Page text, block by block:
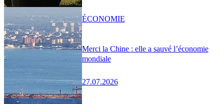
Merci la Chine : elle a sauvé l’économie
mondiale
27.07.2026
ÉCONOMIE